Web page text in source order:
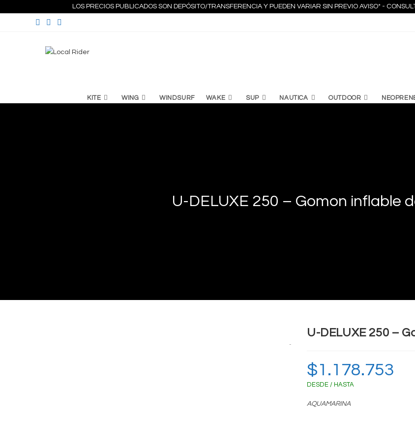
LOS PRECIOS PUBLICADOS SON DEPÓSITO/TRANSFERENCIA Y PUEDEN VARIAR SIN PREVIO AVISO* -
KITE WING WINDSURF WAKE SUP NAUTICA OUTDOOR
U-DELUXE 250 – Gomon inflable
U-DELUXE 250 –
$1.178.753
DESDE / HASTA
AQUAMARINA